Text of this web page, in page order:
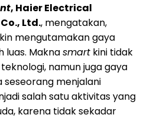
, Haier Electrical
Ltd., mengatakan,
mengutamakan gaya
luas. Maknasmart kini tidak
namun juga gaya
seseorang menjalani
salah satu aktivitas yang
karena tidak sekadar